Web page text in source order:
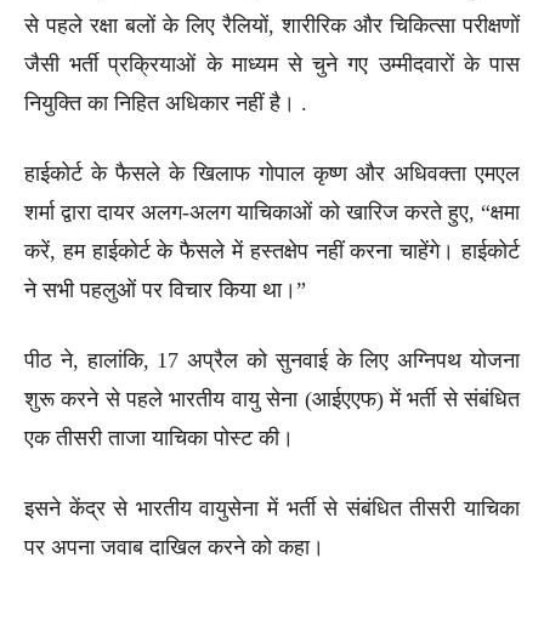
से पहले रक्षा बलों के लिए रैलियों, शारीरिक और चिकित्सा परीक्षणों
जैसी भर्ती प्रक्रियाओं के माध्यम से चुने गए उम्मीदवारों के पास
नियुक्ति का निहित अधिकार नहीं है। .
हाईकोर्ट के फैसले के खिलाफ गोपाल कृष्ण और अधिवक्ता एमएल
शर्मा द्वारा दायर अलग-अलग याचिकाओं को खारिज करते हुए, “क्षमा
करें, हम हाईकोर्ट के फैसले में हस्तक्षेप नहीं करना चाहेंगे। हाईकोर्ट
ने सभी पहलुओं पर विचार किया था।”
पीठ ने, हालांकि, 17 अप्रैल को सुनवाई के लिए अग्निपथ योजना
शुरू करने से पहले भारतीय वायु सेना (आईएएफ) में भर्ती से संबंधित
एक तीसरी ताजा याचिका पोस्ट की।
इसने केंद्र से भारतीय वायुसेना में भर्ती से संबंधित तीसरी याचिका
पर अपना जवाब दाखिल करने को कहा।